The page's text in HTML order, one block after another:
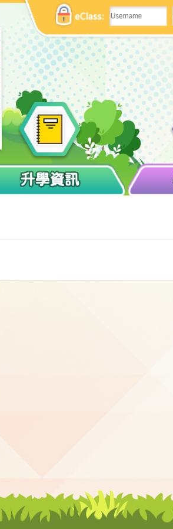
eClass:
升學資訊